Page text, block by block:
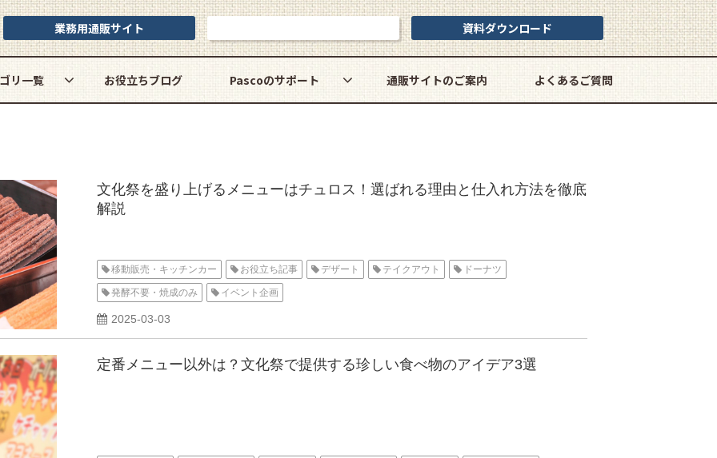
業務用通販サイト 資料ダウンロード
リ一覧 お役立ちブログ Pascoのサポート 通販サイトのご案内 よくあるご質問
文化祭を盛り上げるメニューはチュロス！選ばれる理由と仕入れ方法を徹底
解説
移動販売・キッチンカー お役立ち記事 デザート テイクアウト ドーナツ
発酵不要・焼成のみ イベント企画
2025-03-03
定番メニュー以外は？文化祭で提供する珍しい食べ物のアイデア3選